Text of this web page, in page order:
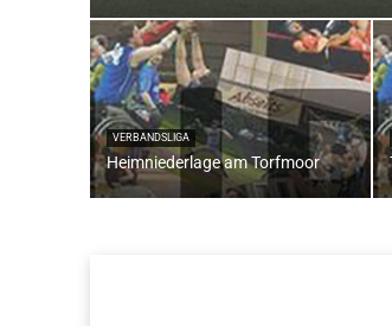
VERBANDSLIGA
Heimniederlage am Torfmoor